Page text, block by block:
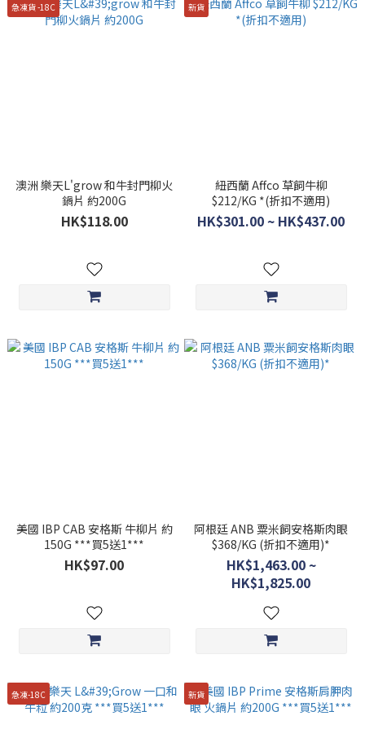
急凍貨 -18C
澳洲 樂天L'grow 和牛封門柳火
鍋片 約200G
HK$118.00
新貨
紐西蘭 Affco 草飼牛柳
$212/KG *(折扣不適用)
HK$301.00 ~ HK$437.00
美國 IBP CAB 安格斯 牛柳片 約
150G ***買5送1***
HK$97.00
阿根廷 ANB 粟米飼安格斯肉眼
$368/KG (折扣不適用)*
HK$1,463.00 ~
HK$1,825.00
急凍-18C 新貨